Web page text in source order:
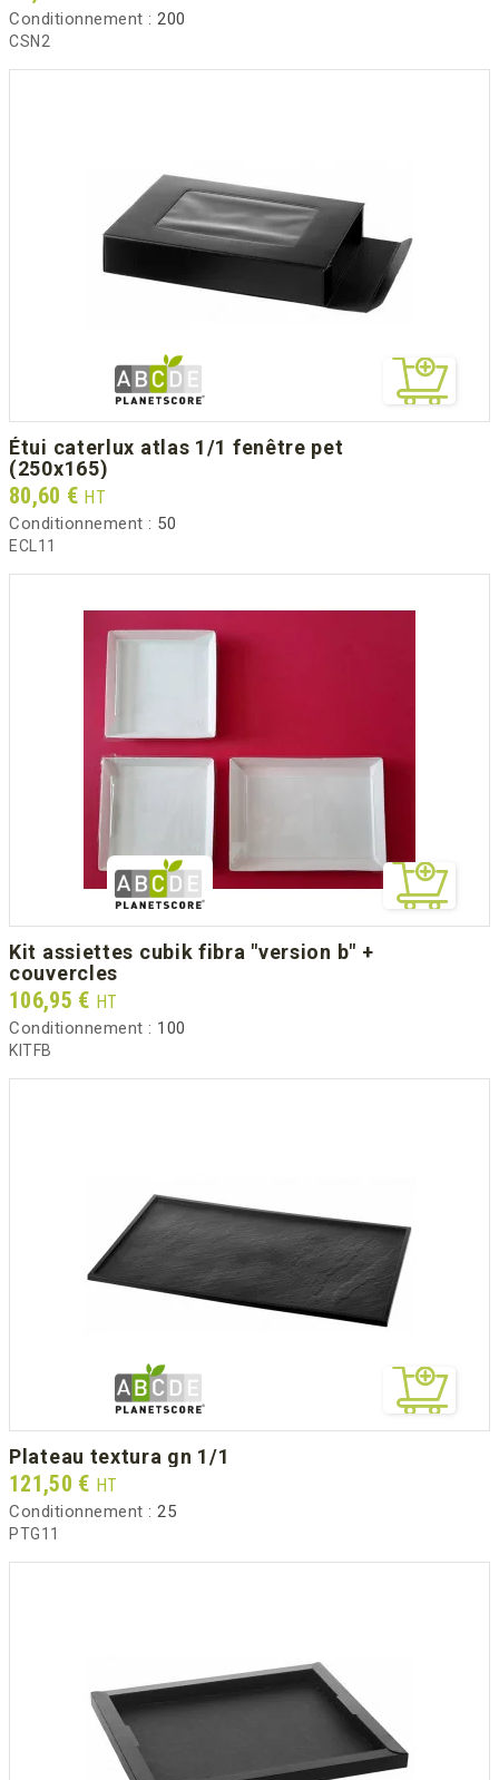
Conditionnement : 200
CSN2
étui caterlux atlas 1/1 fenêtre pet
(250x165)
Prix
80,60 € HT
Conditionnement : 50
ECL11
kit assiettes cubik fibra "version b" +
couvercles
Prix
106,95 € HT
Conditionnement : 100
KITFB
plateau textura gn 1/1
Prix
121,50 € HT
Conditionnement : 25
PTG11